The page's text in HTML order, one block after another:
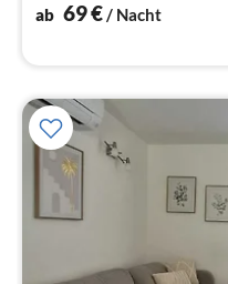
ab 69€/ Nacht